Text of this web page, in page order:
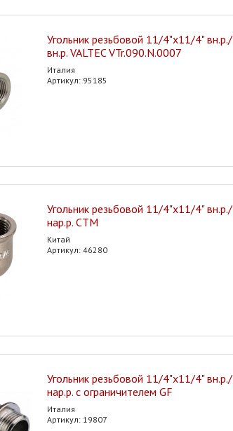
Угольник резьбовой 11/4"х11/4" вн.р./
вн.р. VALTEC VTr.090.N.0007
Италия
Артикул: 95185
Угольник резьбовой 11/4"х11/4" вн.р./
нар.р. CTM
Китай
Артикул: 46280
Угольник резьбовой 11/4"х11/4" вн.р./
нар.р. с ограничителем GF
Италия
Артикул: 19807